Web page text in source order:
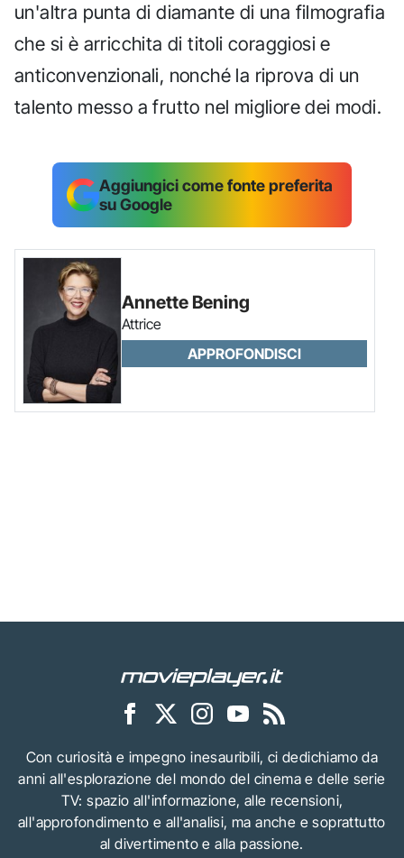
un'altra punta di diamante di una filmografia
che si è arricchita di titoli coraggiosi e
anticonvenzionali, nonché la riprova di un
talento messo a frutto nel migliore dei modi.
Aggiungici come fonte preferita
su Google
Annette Bening
Attrice
APPROFONDISCI
Con curiosità e impegno inesauribili, ci dedichiamo da
anni all'esplorazione del mondo del cinema e delle serie
TV: spazio all'informazione, alle recensioni,
all'approfondimento e all'analisi, ma anche e soprattutto
al divertimento e alla passione.